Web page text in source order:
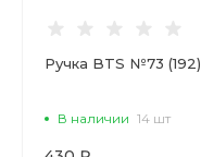
Ручка BTS №73 (192)
В наличии 14 шт